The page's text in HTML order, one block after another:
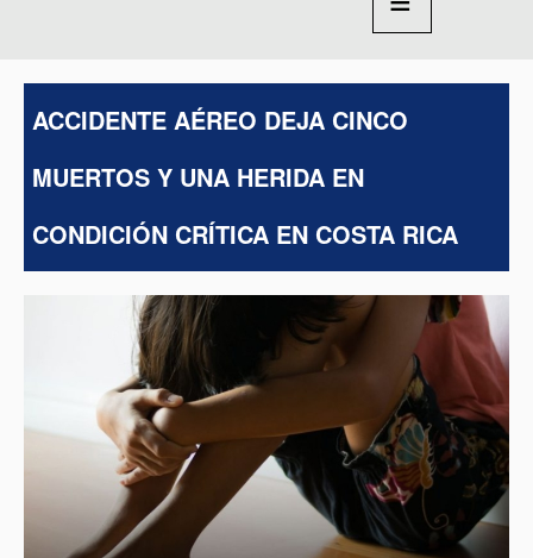
ACCIDENTE AÉREO DEJA CINCO
MUERTOS Y UNA HERIDA EN
CONDICIÓN CRÍTICA EN COSTA RICA